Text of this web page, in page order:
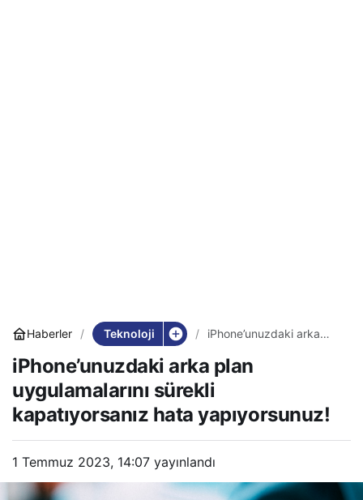
Haberler Teknoloji
iPhone’unuzdaki arka
sürekli kapatıyorsanız
hata yapıyorsunuz!
iPhone’unuzdaki arka plan
uygulamalarını sürekli
kapatıyorsanız hata yapıyorsunuz!
1 Temmuz 2023, 14:07 yayınlandı